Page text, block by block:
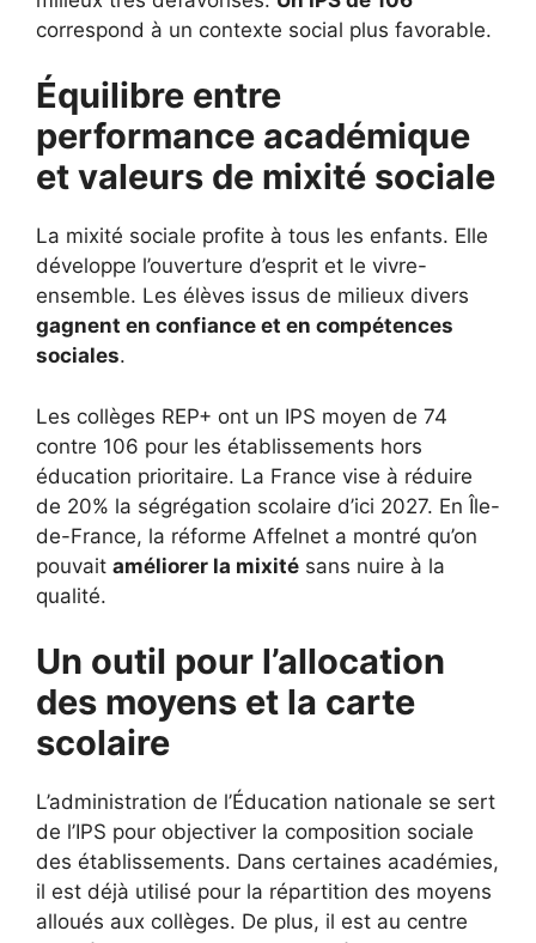
correspond à un contexte social plus favorable.
Équilibre entre
performance académique
et valeurs de mixité sociale
La mixité sociale profite à tous les enfants. Elle
développe l’ouverture d’esprit et le vivre-
ensemble. Les élèves issus de milieux divers
gagnent en confiance et en compétences
sociales.
Les collèges REP+ ont un IPS moyen de 74
contre 106 pour les établissements hors
éducation prioritaire. La France vise à réduire
de 20% la ségrégation scolaire d’ici 2027. En Île-
de-France, la réforme Affelnet a montré qu’on
pouvait améliorer la mixité sans nuire à la
qualité.
Un outil pour l’allocation
des moyens et la carte
scolaire
L’administration de l’Éducation nationale se sert
de l’IPS pour objectiver la composition sociale
des établissements. Dans certaines académies,
il est déjà utilisé pour la répartition des moyens
alloués aux collèges. De plus, il est au centre